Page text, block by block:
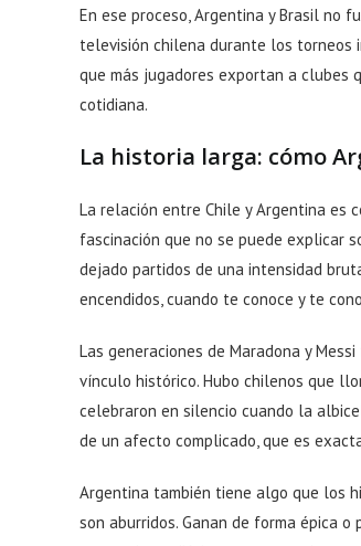
En ese proceso, Argentina y Brasil no
televisión chilena durante los torneos
que más jugadores exportan a clubes
cotidiana.
La historia larga: cómo
La relación entre Chile y Argentina es
fascinación que no se puede explicar
dejado partidos de una intensidad
encendidos, cuando te conoce y te
Las generaciones de Maradona y
vínculo histórico. Hubo chilenos que
celebraron en silencio cuando la
de un afecto complicado, que es
Argentina también tiene algo que los
son aburridos. Ganan de forma épica